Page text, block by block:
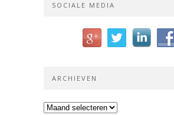
SOCIALE MEDIA
ARCHIEVEN
Archieven